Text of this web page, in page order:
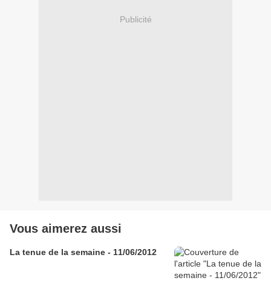
Publicité
Vous aimerez aussi
La tenue de la semaine - 11/06/2012